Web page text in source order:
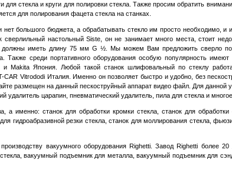
стекла и круги для полировки стекла. Также просим обратить
для полирования фацета стекла на станках.
большого бюджета, а обрабатывать стекло им просто необходимо, и
сверлильный настольныйSiste, он не занимает много места, стоит
должны иметь длину 75 мм G ½. Мы можем Вам предложить сверло по
Также среди портативного оборудования особую популярность
и Makita Япония. Любой такой станок шлифовальный по стеклу
Vitrododi Италия. Именно он позволяет быстро и удобно, без
размещен на данный пескоструйный аппарат видео файл. Для данной
царапин, пневматический удалитель, пила для стекла и многое
станок для обработки кромки стекла, станок для обработки
гидроабразивной резки стекла, станок для моллирования стекла,
вакуумного оборудования Righetti.ЗаводRighetti более 20
вакуумный подъемник для металла, вакуумный подъемник для